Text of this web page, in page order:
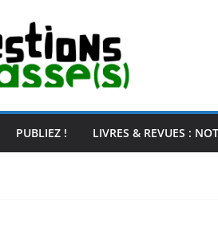
PUBLIEZ ! LIVRES & REVUES :